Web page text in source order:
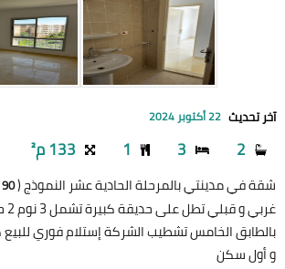
آخر تحديث 22 أكتوبر 2024
2
3
1 133 م²
شقة في مدينتي بالمرحلة الحادية عشر النموذج (90
و أول سكن